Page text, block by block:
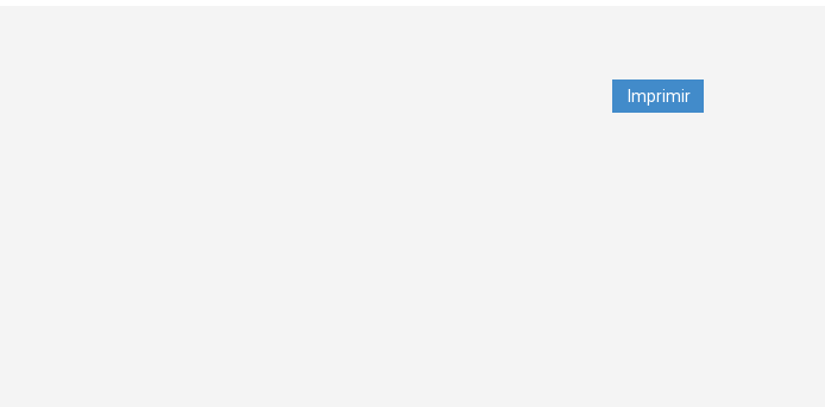
Imprimir